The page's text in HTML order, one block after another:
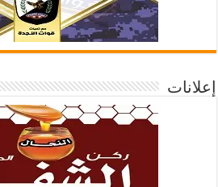
إعلانات